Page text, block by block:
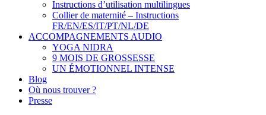
Instructions d’utilisation multilingues
Collier de maternité – Instructions
FR/EN/ES/IT/PT/NL/DE
ACCOMPAGNEMENTS AUDIO
YOGA NIDRA
9 MOIS DE GROSSESSE
UN ÉMOTIONNEL INTENSE
Blog
Où nous trouver ?
Presse